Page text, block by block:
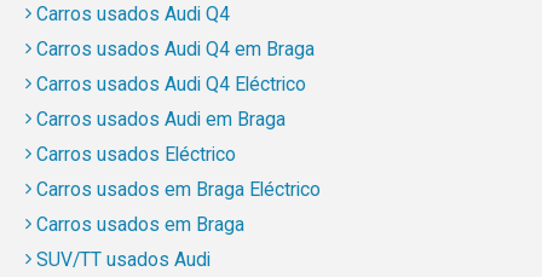
Carros usados Audi Q4
Carros usados Audi Q4 em Braga
Carros usados Audi Q4 Eléctrico
Carros usados Audi em Braga
Carros usados Eléctrico
Carros usados em Braga Eléctrico
Carros usados em Braga
SUV/TT usados Audi